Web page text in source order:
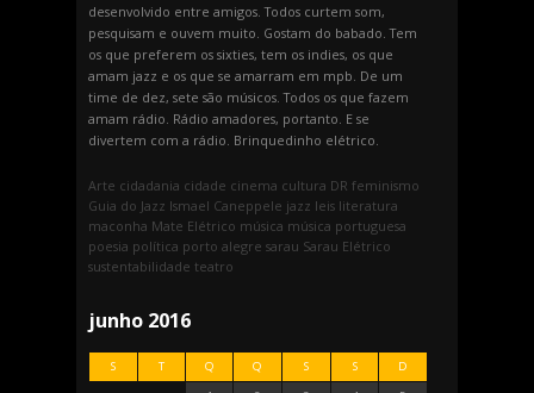
desenvolvido entre amigos. Todos curtem som,
pesquisam e ouvem muito. Gostam do babado. Tem
os que preferem os sixties, tem os indies, os que
amam jazz e os que se amarram em mpb. De um
time de dez, sete são músicos. Todos os que fazem
amam rádio. Rádio amadores, portanto. E se
divertem com a rádio. Brinquedinho elétrico.
Arte cidadania cidade cinema cultura DR feminismo
Guia do Jazz Ismael Caneppele jazz leis literatura
maconha Mate Elétrico música música portuguesa
poesia política porto alegre sarau Sarau Elétrico
sustentabilidade teatro
junho 2016
S T Q Q S S
D